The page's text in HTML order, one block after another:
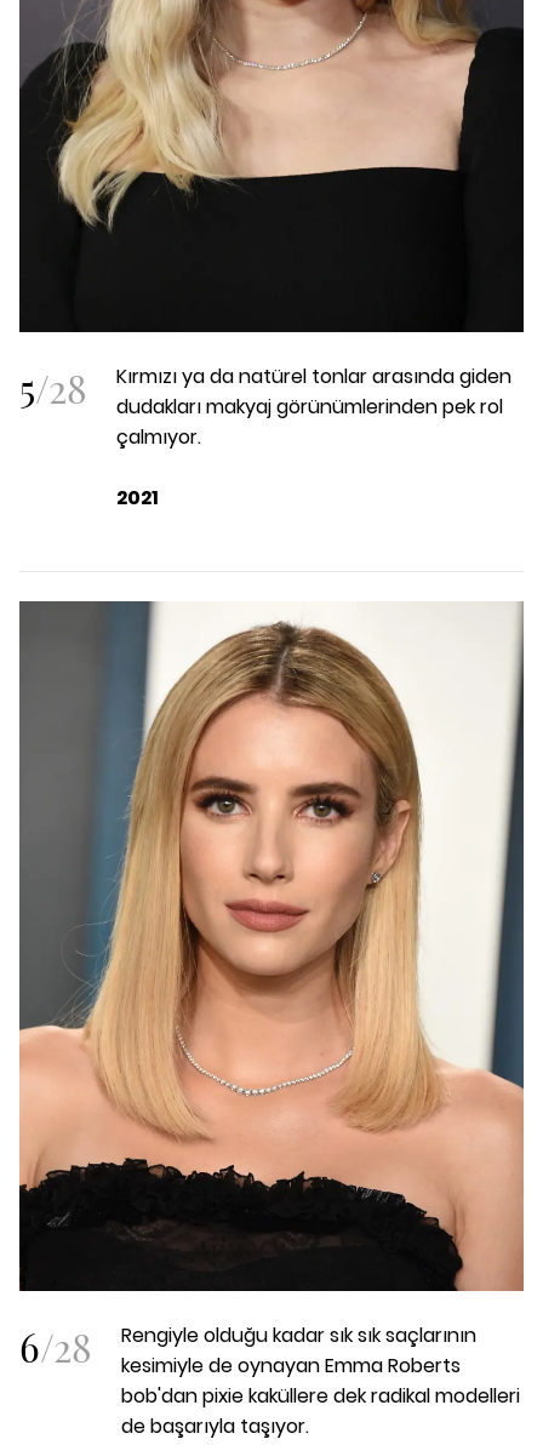
5/28
Kırmızı ya da natürel tonlar arasında giden
dudakları makyaj görünümlerinden pek rol
çalmıyor.
2021
6/28
Rengiyle olduğu kadar sık sık saçlarının
kesimiyle de oynayan Emma Roberts
bob'dan pixie kaküllere dek radikal modelleri
de başarıyla taşıyor.